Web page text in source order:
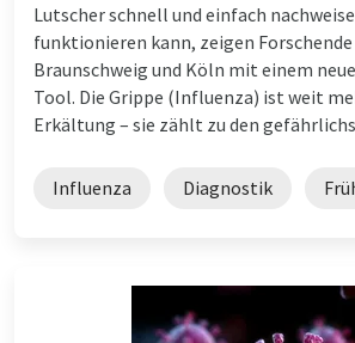
Lutscher schnell und einfach
funktionieren kann, zeigen Forschende
Braunschweig und Köln mit einem
Tool. Die Grippe (Influenza) ist weit
Erkältung – sie zählt zu den
Influenza Diagnostik